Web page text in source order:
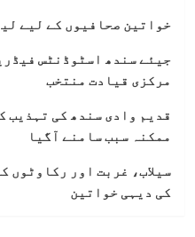
خواتین صحافیوں کے لیے
جیئے سندھ اسٹوڈنٹس
مرکزی قیادت منتخب
قدیم وادی سندھ کی تہذیب
ممکنہ سبب سامنے آگیا
سیلاب، غربت اور رکاوٹوں
کی دیہی خواتین